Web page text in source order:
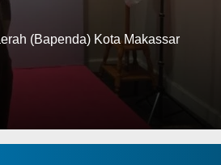
Wajo, AKBP Douglas